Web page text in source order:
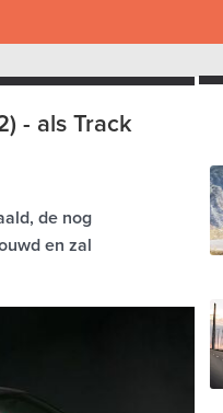
- als Track
de nog
en zal